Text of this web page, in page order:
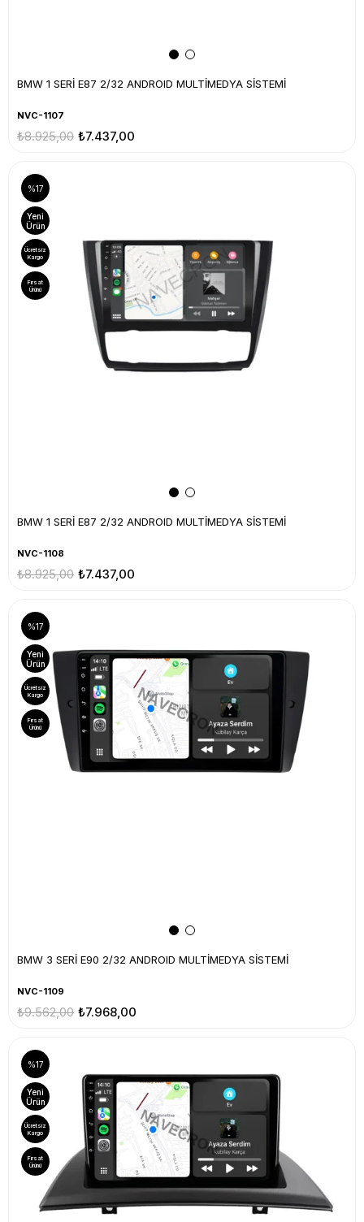
BMW 1 SERİ E87 2/32 ANDROID MULTİMEDYA SİSTEMİ
NVC-1107
₺7.437,00
₺8.925,00
BMW 1 SERİ E87 2/32 ANDROID MULTİMEDYA SİSTEMİ
NVC-1108
₺7.437,00
₺8.925,00
%17
Yeni
Ürün
Ücretsiz
Kargo
Fırsat
Ürünü
BMW 3 SERİ E90 2/32 ANDROID MULTİMEDYA SİSTEMİ
NVC-1109
₺7.968,00
₺9.562,00
%17
Yeni
Ürün
Ücretsiz
Kargo
Fırsat
Ürünü
%17
Yeni
Ürün
Ücretsiz
Kargo
Fırsat
Ürünü